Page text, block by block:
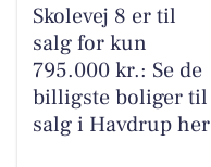
Skolevej 8 er til
salg for kun
795.000 kr.: Se de
billigste boliger til
salg i Havdrup her